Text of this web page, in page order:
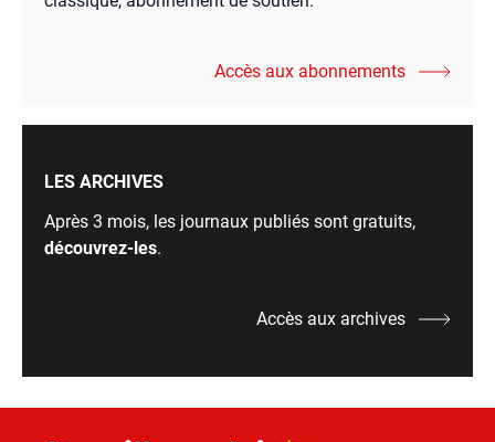
Accès aux abonnements
LES ARCHIVES
Après 3 mois, les journaux publiés sont gratuits,
découvrez-les.
Accès aux archives